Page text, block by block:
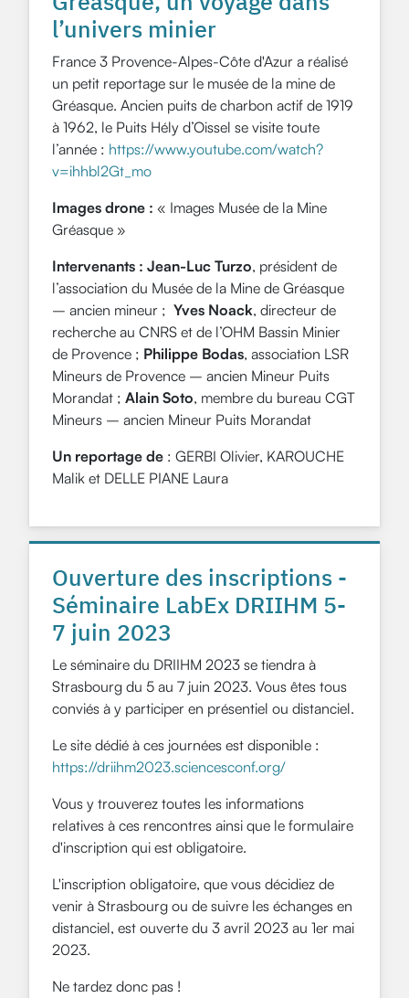
l’univers minier
France 3 Provence-Alpes-Côte d'Azur a réalisé
un petit reportage sur le musée de la mine de
Gréasque. Ancien puits de charbon actif de 1919
à 1962, le Puits Hély d’Oissel se visite toute
l’année : https://www.youtube.com/watch?
v=ihhbl2Gt_mo
Images drone : « Images Musée de la Mine
Gréasque »
Intervenants : Jean-Luc Turzo, président de
l’association du Musée de la Mine de Gréasque
– ancien mineur ; Yves Noack, directeur de
recherche au CNRS et de l’OHM Bassin Minier
de Provence ; Philippe Bodas, association LSR
Mineurs de Provence – ancien Mineur Puits
Morandat ; Alain Soto, membre du bureau CGT
Mineurs – ancien Mineur Puits Morandat
Un reportage de : GERBI Olivier, KAROUCHE
Malik et DELLE PIANE Laura
Ouverture des inscriptions -
Séminaire LabEx DRIIHM 5-
7 juin 2023
Le séminaire du DRIIHM 2023 se tiendra à
Strasbourg du 5 au 7 juin 2023. Vous êtes tous
conviés à y participer en présentiel ou distanciel.
Le site dédié à ces journées est disponible :
https://driihm2023.sciencesconf.org/
Vous y trouverez toutes les informations
relatives à ces rencontres ainsi que le formulaire
d'inscription qui est obligatoire.
L'inscription obligatoire, que vous décidiez de
venir à Strasbourg ou de suivre les échanges en
distanciel, est ouverte du 3 avril 2023 au 1er mai
2023.
Ne tardez donc pas !